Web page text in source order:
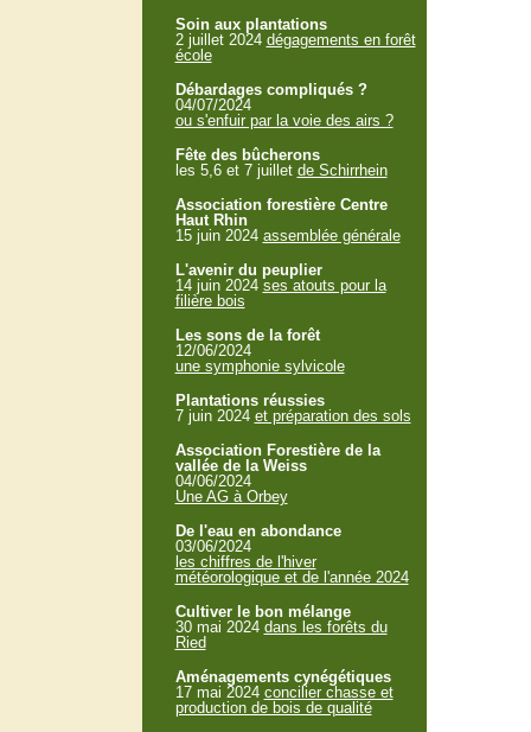
Soin aux plantations
2 juillet 2024 dégagements en forêt
école
Débardages compliqués ?
04/07/2024
ou s'enfuir par la voie des airs ?
Fête des bûcherons
les 5,6 et 7 juillet de Schirrhein
Association forestière Centre
Haut Rhin
15 juin 2024 assemblée générale
L'avenir du peuplier
14 juin 2024 ses atouts pour la
filière bois
Les sons de la forêt
12/06/2024
une symphonie sylvicole
Plantations réussies
7 juin 2024 et préparation des sols
Association Forestière de la
vallée de la Weiss
04/06/2024
Une AG à Orbey
De l'eau en abondance
03/06/2024
les chiffres de l'hiver
météorologique et de l'année 2024
Cultiver le bon mélange
30 mai 2024 dans les forêts du
Ried
Aménagements cynégétiques
17 mai 2024 concilier chasse et
production de bois de qualité